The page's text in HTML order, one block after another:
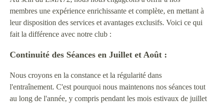
membres une expérience enrichissante et complète, en mettant à
leur disposition des services et avantages exclusifs. Voici ce qui
fait la différence avec notre club :
Continuité des Séances en Juillet et Août :
Nous croyons en la constance et la régularité dans
l'entraînement. C'est pourquoi nous maintenons nos séances tout
au long de l'année, y compris pendant les mois estivaux de juillet